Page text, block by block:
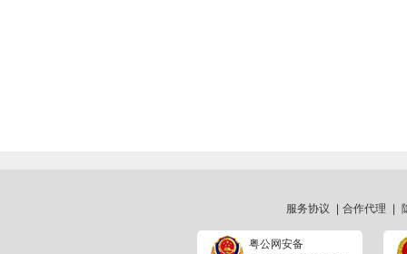
服务协议 合作代理
粤公网安备